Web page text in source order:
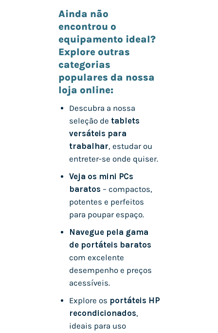
Ainda não
encontrou o
equipamento ideal?
Explore outras
categorias
populares da nossa
loja online:
Descubra a nossa
seleção de tablets
versáteis para
trabalhar, estudar ou
entreter-se onde quiser.
Veja os mini PCs
baratos – compactos,
potentes e perfeitos
para poupar espaço.
Navegue pela gama
de portáteis baratos
com excelente
desempenho e preços
acessíveis.
Explore os portáteis HP
recondicionados,
ideais para uso